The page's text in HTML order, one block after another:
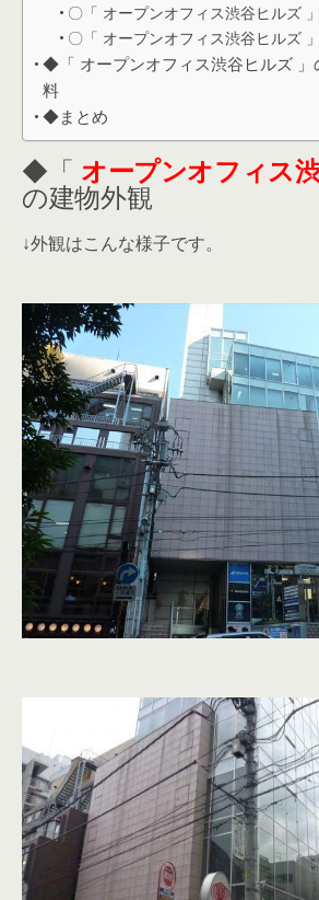
〇「 オープンオフィス渋谷ヒルズ
〇「 オープンオフィス渋谷ヒルズ
◆「 オープンオフィス渋谷ヒルズ 」
料
◆まとめ
◆「 オープンオフィス
の建物外観
↓外観はこんな様子です。